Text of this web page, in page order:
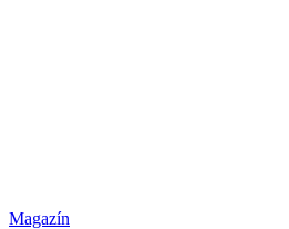
Magazín